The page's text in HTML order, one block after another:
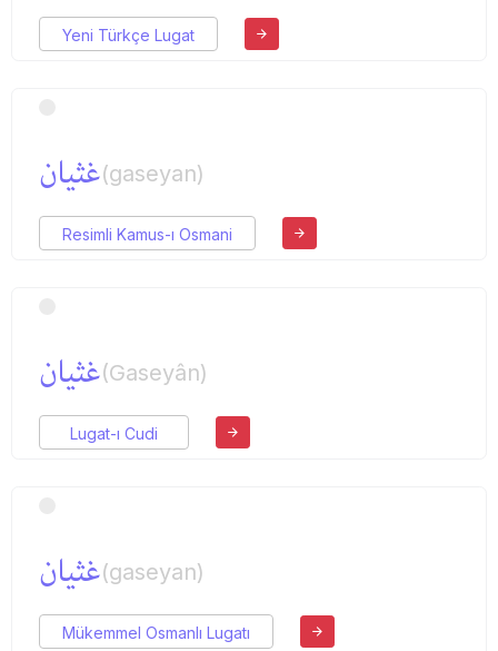
Yeni Türkçe Lugat
غثیان(gaseyan)
Resimli Kamus-ı Osmani
غثیان(Gaseyân)
Lugat-ı Cudi
غثیان(gaseyan)
Mükemmel Osmanlı Lugatı